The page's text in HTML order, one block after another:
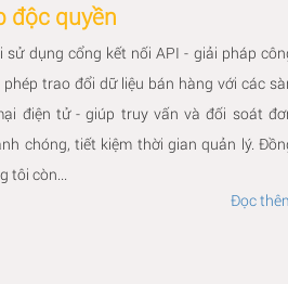
độc quyền
sử dụng cổng kết nối API - giải pháp
phép trao đổi dữ liệu bán hàng với các
điện tử - giúp truy vấn và đối soát
chóng, tiết kiệm thời gian quản lý.
tôi còn...
Đọc